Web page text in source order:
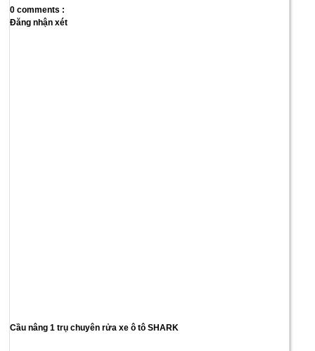
0 comments :
Đăng nhận xét
Cầu nâng 1 trụ chuyên rửa xe ô tô SHARK